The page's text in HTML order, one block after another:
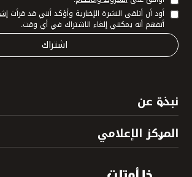
نبذة عن
المركز الإعلامي
أود أن أتلقى النشرة الإخبارية وأؤكد أنني قد قرأت
أتفهم أنه يمكنني إلغاء الاشتراك في أي وقت.